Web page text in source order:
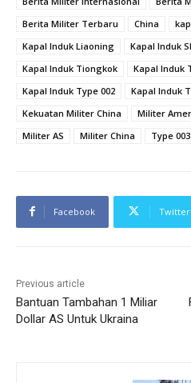
Berita Militer Terbaru
China
Kapal Induk Liaoning
Kapal Induk
Kapal Induk Tiongkok
Kapal Induk
Kapal Induk Type 002
Kapal Induk
Kekuatan Militer China
Militer
Militer AS
Militer China Type 003
Facebook Twitter
Previous article
Bantuan Tambahan 1 Miliar
Dollar AS Untuk Ukraina